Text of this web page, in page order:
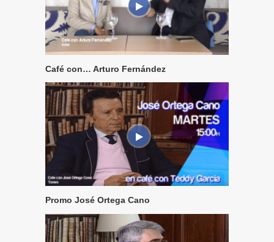
Café con… Arturo Fernández
Promo José Ortega Cano